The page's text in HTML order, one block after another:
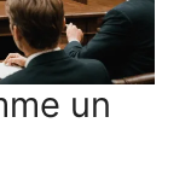
un